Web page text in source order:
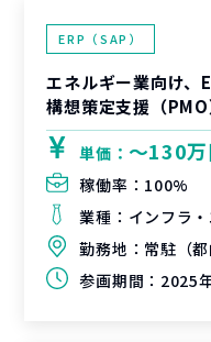
ERP（SAP）
エネルギー業向け、
構想策定支援（PMO
単価： 〜130
稼働率： 100%
業種： インフラ
勤務地： 常駐（都
参画期間： 2025